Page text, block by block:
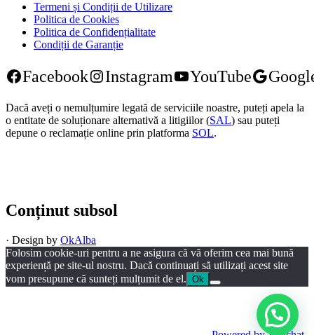
Termeni și Condiții de Utilizare
Politica de Cookies
Politica de Confidențialitate
Condiții de Garanție
Facebook Instagram YouTube
Dacă aveți o nemulțumire legată de serviciile noastre, puteți apela la
o entitate de soluționare alternativă a litigiilor (SAL) sau puteți
depune o reclamație online prin platforma SOL.
Conținut subsol
· Design by OkAlba
Folosim cookie-uri pentru a ne asigura că vă oferim cea mai bună
experiență pe site-ul nostru. Dacă continuați să utilizați acest site
vom presupune că sunteți mulțumit de el. Ok